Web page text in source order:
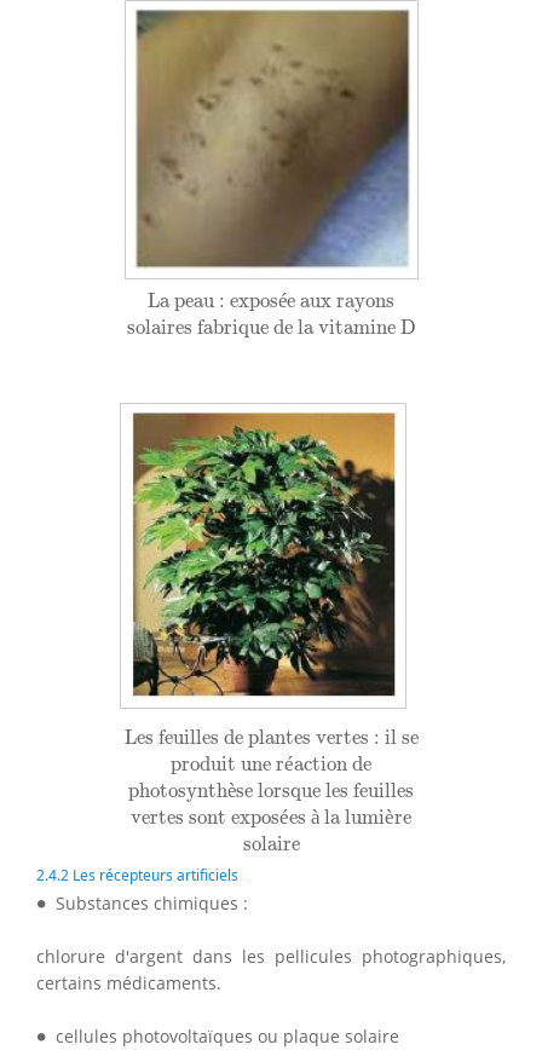
La peau : exposée aux rayons
La peau : exposée aux rayons
solaires fabrique de la vitamine D
solaires fabrique de la vitamine D
Les feuilles de plantes vertes : il se
Les feuilles de plantes vertes : il se
produit une réaction de
produit une réaction de
photosynthèse lorsque les feuilles
photosynthèse lorsque les feuilles
vertes sont exposées à la lumière
vertes sont exposées à la lumière
solaire
solaire
2.4.2 Les récepteurs artificiels
∙
∙ Substances chimiques :
chlorure d'argent dans les pellicules photographiques,
certains médicaments.
∙
∙ cellules photovoltaïques ou plaque solaire